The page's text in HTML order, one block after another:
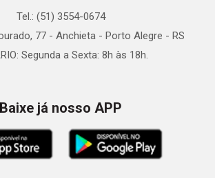
Tel.: (51) 3554-0674
77 - Anchieta - Porto Alegre - RS
Segunda a Sexta: 8h às 18h.
Baixe já nosso APP